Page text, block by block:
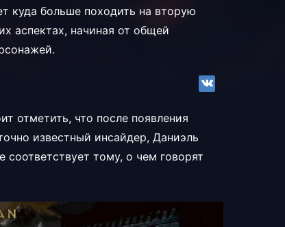
куда больше походить на вторую
аспектах, начиная от общей
отметить, что после появления
известный инсайдер, Даниэль
соответствует тому, о чем говорят